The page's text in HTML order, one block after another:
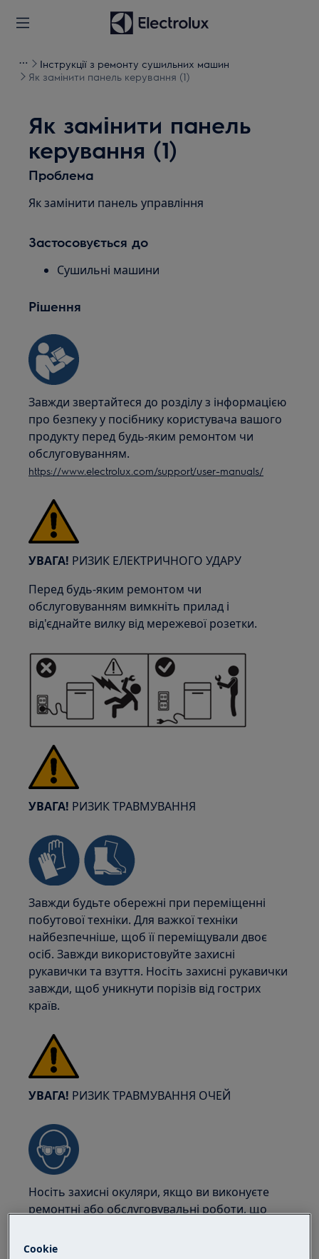
Інструкції з ремонту сушильних машин
Як замінити панель керування (1)
Як замінити панель
керування (1)
Проблема
Як замінити панель управління
Застосовується до
Сушильні машини
Рішення
Завжди звертайтеся до розділу з інформацією
про безпеку у посібнику користувача вашого
продукту перед будь-яким ремонтом чи
обслуговуванням.
https://www.electrolux.com/support/user-manuals/
УВАГА! РИЗИК ЕЛЕКТРИЧНОГО УДАРУ
Перед будь-яким ремонтом чи
обслуговуванням вимкніть прилад і
від'єднайте вилку від мережевої розетки.
УВАГА! РИЗИК ТРАВМУВАННЯ
Завжди будьте обережні при переміщенні
побутової техніки. Для важкої техніки
найбезпечніше, щоб її переміщували двоє
осіб. Завжди використовуйте захисні
рукавички та взуття. Носіть захисні рукавички
завжди, щоб уникнути порізів від гострих
країв.
УВАГА! РИЗИК ТРАВМУВАННЯ ОЧЕЙ
Носіть захисні окуляри, якщо ви виконуєте
ремонтні або обслуговувальні роботи, що
Cookie